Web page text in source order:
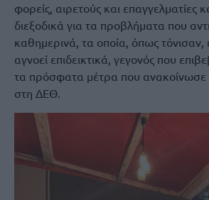
φορείς, αιρετούς και επαγγελματίες
διεξοδικά για τα προβλήματα που
καθημερινά, τα οποία, όπως
αγνοεί επιδεικτικά, γεγονός που
τα πρόσφατα μέτρα που
στη ΔΕΘ.